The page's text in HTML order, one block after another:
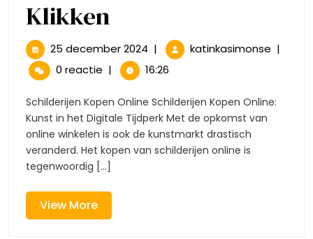
KlikkenKunstzinnig
Online:
Schilderijen
Kopen
in
Slechts
Een
Paar
25 december 2024 25
december
| katinkasimonse
in
|
0 reactie | 16:26
Schilderijen Kopen Online Schilderijen Kopen Online:
Kunst in het Digitale Tijdperk Met de opkomst van
online winkelen is ook de kunstmarkt drastisch
veranderd. Het kopen van schilderijen online is
tegenwoordig [...]
View MoreView
More